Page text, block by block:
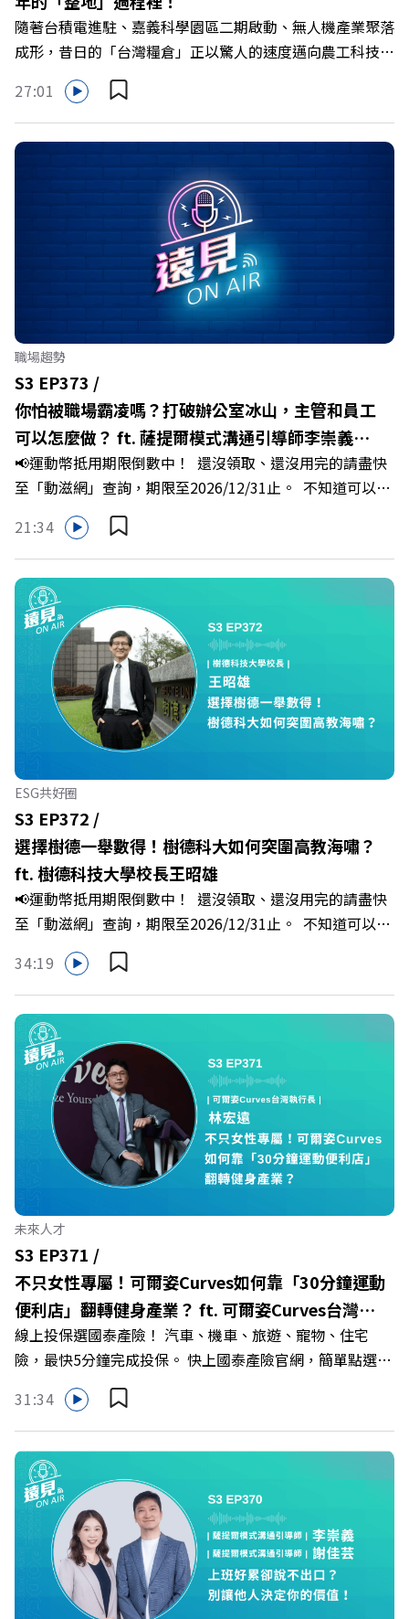
隨著台積電進駐、嘉義科學園區二期啟動、無人機產業聚落
成形，昔日的「台灣糧倉」正以驚人的速度邁向農工科技大
縣。在智慧農業、精品農產與「嘉義優鮮」品牌同步升級的
推動下，嘉義縣政府成功打破過往傳統農業縣的侷限，讓返
鄉子弟不僅能「回得來、留得下、活得好」，更為地方累積
迎向黃金十年的發展動能。 本集《遠見ON AIR》邀請嘉義
縣長翁章梁、立法委員蔡易餘、財信傳媒集團董事長謝金
河、紙風車劇團創辦人李永豐、以及嘉義縣人力發展所所長
許喻理。帶你深入剖析《嘉義被看見了》書中收錄的八年轉
型故事，讀懂這段洗天換地的歷程，並共同看見下一個黃金
十年的發展藍圖！ 🔺翁章梁縣長如何攜手團隊，在大牌林
立的科技版圖中搶先卡位亞創中心？🔺品牌如何雙重升級，
化傳統作物為高價值的精品品牌？🔺如何將自身的失敗學，
轉化為凝聚團隊與縣民認同感的力量？🔺在迎向黃金十年的
新局下，嘉義如何打造子弟能安心安居的未來？ 主持人／
遠見雜誌副社長兼遠見智庫總編輯 李建興 與談人／嘉義縣
縣長 翁章梁、立法委員 蔡易餘、財信傳媒集團董事長 謝金
河、紙風車劇團創辦人 李永豐、嘉義縣人力發展所所長 許
喻理+++++🎂歡慶遠見40歲生日！手速搶下破天荒的獨家
優惠>>>https://gvmkt.pse.is/9e5pbz✨關注《遠見》更多
的社群：LINE：https://reurl.cc/A4ELQpIG：
https://bit.ly/3AjBWNVYT：https://bit.ly/38jNi9k
27:01
職場趨勢
S3 EP373 /
你怕被職場霸凌嗎？打破辦公室冰山，主管和員工
可以怎麼做？ ft. 薩提爾模式溝通引導師李崇義、
謝佳芸
📢運動幣抵用期限倒數中！ 還沒領取、還沒用完的請盡快
至「動滋網」查詢，期限至2026/12/31止。 不知道可以在
哪裡使用嗎？ 上「動滋網」【合作店家】專區，全台五千
多家合作業者任你選，馬上來找適用地點！ ➡️
https://fstry.pse.is/9epct2 —— 以上為 FMTaiwan 與
Firstory Podcast 廣告 —— 你常在職場中感到焦慮、害怕
犯錯，甚至覺得自己正遭受不友善的對待或霸凌嗎？當工作
中的人際摩擦、怕輸怕失敗的緊繃感成為日常，我們不能只
是委屈討好或一味逃避，更需要學會看透人際互動底層的
「職場冰山」。 本集《遠見 ON AIR》邀請到薩提爾模式溝
通引導師、天下文化新書《透視職場冰山》作者李崇義與謝
佳芸老師，帶你透過「冰山理論」拆解職場上的對立與衝
突，學會用「好奇」代替「批判」。即使在變動快速的AI時
代，也能幫自己打造不被成敗輕易定義的強韌自我。 🔺 職
場衝突與霸凌從何而來？🔺 如何用「冰山對話」看穿主管
焦慮，將對立化為合作？🔺 怎麼做到「好奇少一點、批判
少一點」？🔺 面對AI時代的職涯焦慮，如何把自我價值打
分權拿回手裡？ +++++📓《透視職場冰山》新書介紹
>>>https://bookzone.cwgv.com.tw/book/BWL108🎂歡
慶遠見40歲生日！手速搶下破天荒的獨家優惠
>>>https://gvmkt.pse.is/9e5pbz✨關注《遠見》更多的社
群：LINE：https://reurl.cc/A4ELQpIG：
Powered by Firstory Hosting
21:34
ESG共好圈
S3 EP372 /
選擇樹德一舉數得！樹德科大如何突圍高教海嘯？
ft. 樹德科技大學校長王昭雄
📢運動幣抵用期限倒數中！ 還沒領取、還沒用完的請盡快
至「動滋網」查詢，期限至2026/12/31止。 不知道可以在
哪裡使用嗎？ 上「動滋網」【合作店家】專區，全台五千
多家合作業者任你選，馬上來找適用地點！ ➡️
https://fstry.pse.is/9epct2 —— 以上為 FMTaiwan 與
Firstory Podcast 廣告 —— 在少子化浪潮、私校面臨退場
海嘯的嚴峻考驗下，南台灣的技職學校該如何轉型突圍？
本集《遠見ON AIR》邀請到樹德科技大學校長王昭雄，帶
你解析樹德科大如何打造出兼顧學校永續發展與地方創生的
技職教育新典範！ 🔺如何從「傳統私校」轉型為「產學無
縫接軌者」？ 🔺AI如何深度賦能設計與人文學科學群？ 🔺
首創「菲律賓半導體專班」！驚豔科技界的國際精準育才
🔺一舉拿下4大USR專案！深耕地方的溫暖社會責任平台 主
持人／遠見雜誌副社長兼遠見智庫總編輯 李建興 與談人／
樹德科技大學校長 王昭雄 +++++ 🎂歡慶遠見40歲生日！手
速搶下破天荒的獨家優惠
>>>https://gvmkt.pse.is/9e5pbz ✨關注《遠見》更多的社
群： LINE：https://reurl.cc/A4ELQp IG：
https://bit.ly/3AjBWNV YT：https://bit.ly/38jNi9k
Powered by Firstory Hosting
34:19
未來人才
S3 EP371 /
不只女性專屬！可爾姿Curves如何靠「30分鐘運動
便利店」翻轉健身產業？ ft. 可爾姿Curves台灣執
行長林宏遠
線上投保選國泰產險！ 汽車、機車、旅遊、寵物、住宅
險，最快5分鐘完成投保。 快上國泰產險官網，簡單點選，
保障立即到位！ https://fstry.pse.is/9eddvv —— 以上為
Firstory Podcast 廣告 —— 在健康意識抬頭、健身產業百
家爭鳴的激烈浪潮下，傳統的健身房該如何轉型突圍？ 本
集《遠見ON AIR》邀請到可爾姿Curves台灣執行長林宏
遠，帶你解析可爾姿如何打造出兼顧健康生活與女力創業的
健身新契機！ 🔺如何從「傳統大型健身房」轉型為「社區
運動便利店」？ 🔺運動如何落實最貼心的「女性專屬、零
壓力」空間？ 🔺對抗肌少症、預防高齡化！驚豔醫學界的
「社會處方」 🔺超高加盟成功率！為無數女性圓夢的「女
力互助與微型創業平台」 主持人／遠見雜誌副社長兼遠見
31:34